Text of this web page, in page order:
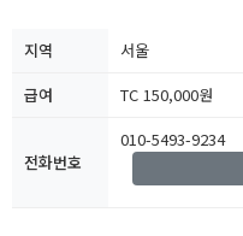
지역
서울
급여
TC 150,000원
전화번호
010-5493-9234